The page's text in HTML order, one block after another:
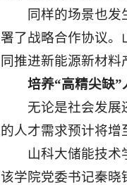
同样的场景也
署了战略合作协议。
同推进新能源新材料
培养“高精尖缺”
无论是社会发展
的人才需求预计将增
山科大储能技术
该学院党委书记秦晓